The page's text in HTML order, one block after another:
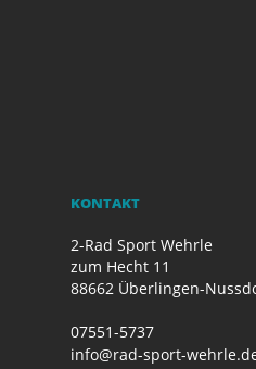
KONTAKT
2-Rad Sport Wehrle
zum Hecht 11
88662 Überlingen-
07551-5737
info@rad-sport-